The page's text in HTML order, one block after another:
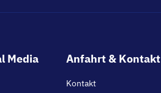
Media Anfahrt & Kontakt
Kontakt